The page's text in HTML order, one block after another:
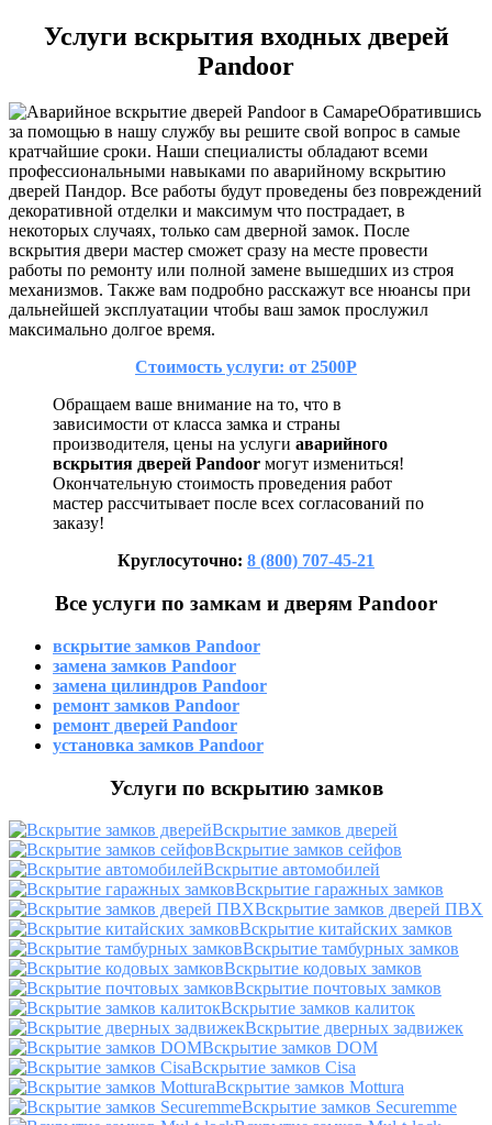
Услуги вскрытия входных дверей
Pandoor
Обратившись
за помощью в нашу службу вы решите свой вопрос в самые
кратчайшие сроки. Наши специалисты обладают всеми
профессиональными навыками по аварийному вскрытию
дверей Пандор. Все работы будут проведены без повреждений
декоративной отделки и максимум что пострадает, в
некоторых случаях, только сам дверной замок. После
вскрытия двери мастер сможет сразу на месте провести
работы по ремонту или полной замене вышедших из строя
механизмов. Также вам подробно расскажут все нюансы при
дальнейшей эксплуатации чтобы ваш замок прослужил
максимально долгое время.
Стоимость услуги: от 2500Р
Обращаем ваше внимание на то, что в
зависимости от класса замка и страны
производителя, цены на услуги аварийного
вскрытия дверей Pandoor могут измениться!
Окончательную стоимость проведения работ
мастер рассчитывает после всех согласований по
заказу!
Круглосуточно: 8 (800) 707-45-21
Все услуги по замкам и дверям Pandoor
вскрытие замков Pandoor
замена замков Pandoor
замена цилиндров Pandoor
ремонт замков Pandoor
ремонт дверей Pandoor
установка замков Pandoor
Услуги по вскрытию замков
Вскрытие замков дверей
Вскрытие замков сейфов
Вскрытие автомобилей
Вскрытие гаражных замков
Вскрытие замков дверей ПВХ
Вскрытие китайских замков
Вскрытие тамбурных замков
Вскрытие кодовых замков
Вскрытие почтовых замков
Вскрытие замков калиток
Вскрытие дверных задвижек
Вскрытие замков DOM
Вскрытие замков Cisa
Вскрытие замков Mottura
Вскрытие замков Securemme